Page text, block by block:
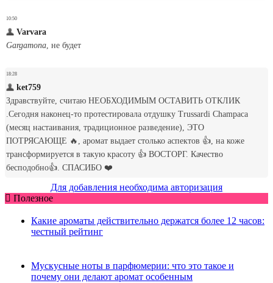
Для добавления необходима авторизация
Полезное
Какие ароматы действительно держатся более 12 часов:
честный рейтинг
Мускусные ноты в парфюмерии: что это такое и
почему они делают аромат особенным